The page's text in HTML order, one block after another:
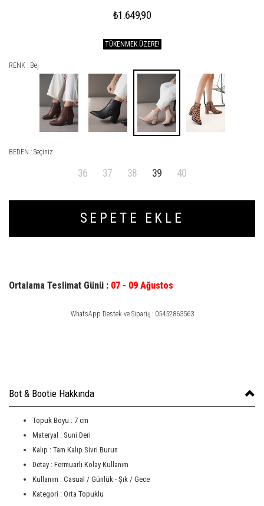
₺1.649,90
TÜKENMEK ÜZERE!
RENK : Bej
BEDEN : Seçiniz
36 37 38 39 40
SEPETE EKLE
Ortalama Teslimat Günü : 07 - 09 Ağustos
WhatsApp Destek ve Sipariş : 05452863563
Bot & Bootie Hakkında
Topuk Boyu : 7 cm
Materyal : Suni Deri
Kalıp : Tam Kalıp Sivri Burun
Detay : Fermuarlı Kolay Kullanım
Kullanım : Casual / Günlük - Şık / Gece
Kategori : Orta Topuklu